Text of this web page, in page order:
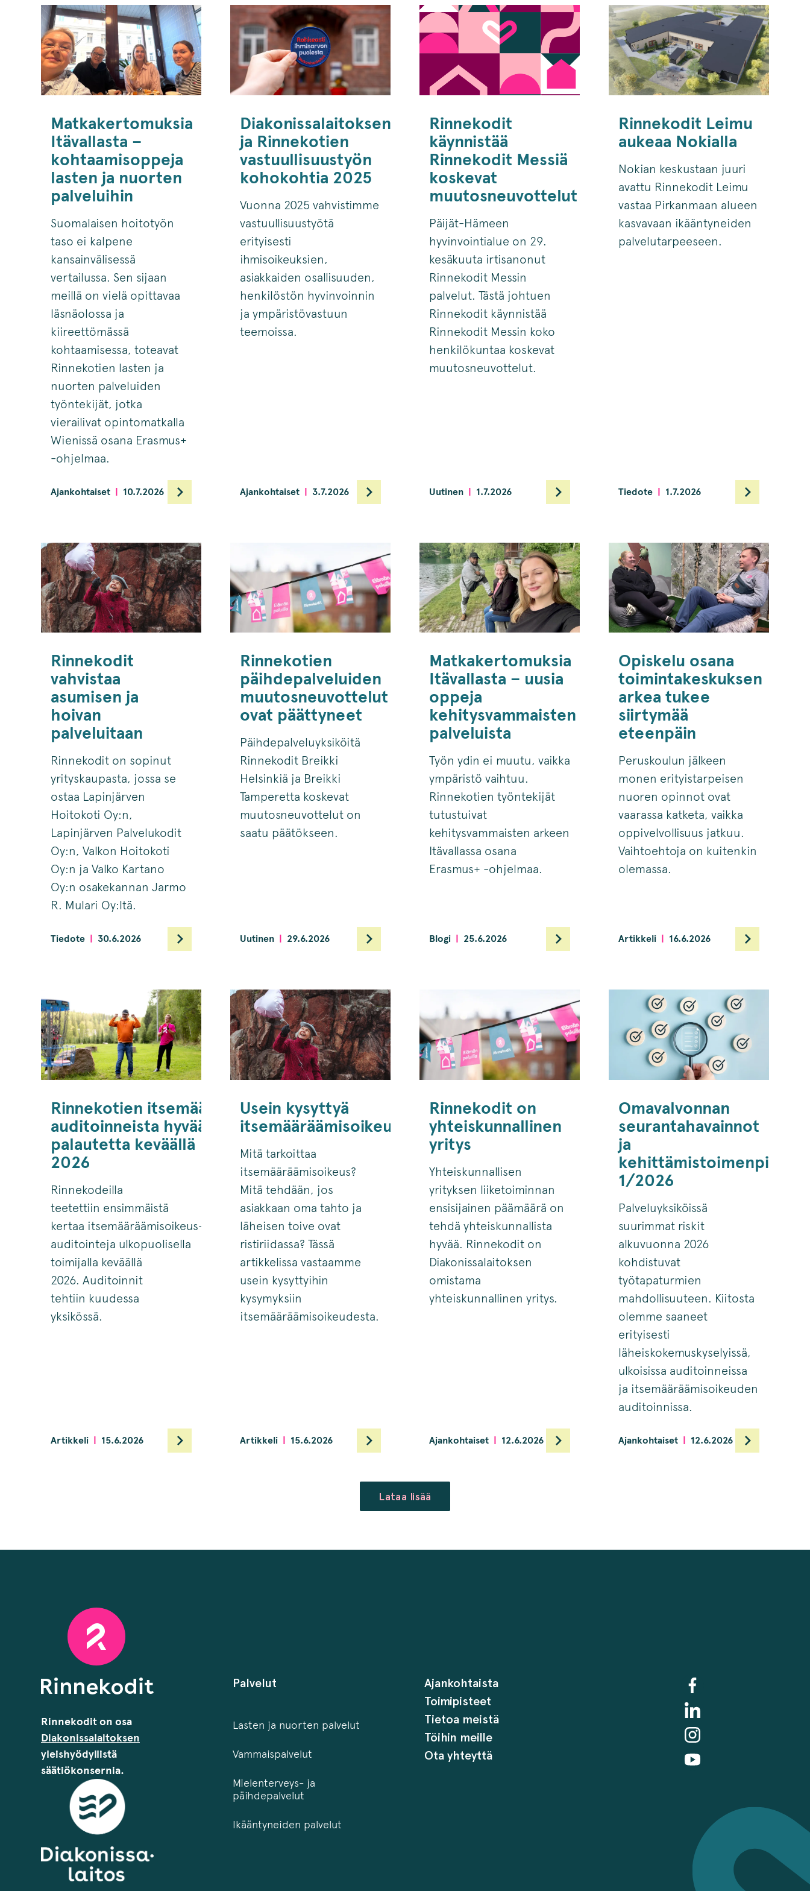
Matkakertomuksia
Itävallasta –
kohtaamisoppeja
lasten ja nuorten
palveluihin
Suomalaisen hoitotyön
taso ei kalpene
kansainvälisessä
vertailussa. Sen sijaan
meillä on vielä opittavaa
läsnäolossa ja
kiireettömässä
kohtaamisessa, toteavat
Rinnekotien lasten ja
nuorten palveluiden
työntekijät, jotka
vierailivat opintomatkalla
Wienissä osana Erasmus+
-ohjelmaa.
Ajankohtaiset 10.7.2026
Diakonissalaitoksen
ja Rinnekotien
vastuullisuustyön
kohokohtia 2025
Vuonna 2025 vahvistimme
vastuullisuustyötä
erityisesti
ihmisoikeuksien,
asiakkaiden osallisuuden,
henkilöstön hyvinvoinnin
ja ympäristövastuun
teemoissa.
Ajankohtaiset 3.7.2026
Rinnekodit
käynnistää
Rinnekodit Messiä
koskevat
muutosneuvottelut
Päijät-Hämeen
hyvinvointialue on 29.
kesäkuuta irtisanonut
Rinnekodit Messin
palvelut. Tästä johtuen
Rinnekodit käynnistää
Rinnekodit Messin koko
henkilökuntaa koskevat
muutosneuvottelut.
Uutinen 1.7.2026
Rinnekodit Leimu
aukeaa Nokialla
Nokian keskustaan juuri
avattu Rinnekodit Leimu
vastaa Pirkanmaan alueen
kasvavaan ikääntyneiden
palvelutarpeeseen.
Tiedote 1.7.2026
Rinnekodit
vahvistaa
asumisen ja
hoivan
palveluitaan
Rinnekodit on sopinut
yrityskaupasta, jossa se
ostaa Lapinjärven
Hoitokoti Oy:n,
Lapinjärven Palvelukodit
Oy:n, Valkon Hoitokoti
Oy:n ja Valko Kartano
Oy:n osakekannan Jarmo
R. Mulari Oy:ltä.
Tiedote 30.6.2026
Rinnekotien
päihdepalveluiden
muutosneuvottelut
ovat päättyneet
Päihdepalveluyksiköitä
Rinnekodit Breikki
Helsinkiä ja Breikki
Tamperetta koskevat
muutosneuvottelut on
saatu päätökseen.
Uutinen 29.6.2026
Matkakertomuksia
Itävallasta – uusia
oppeja
kehitysvammaisten
palveluista
Työn ydin ei muutu, vaikka
ympäristö vaihtuu.
Rinnekotien työntekijät
tutustuivat
kehitysvammaisten arkeen
Itävallassa osana
Erasmus+ -ohjelmaa.
Blogi 25.6.2026
Opiskelu osana
toimintakeskuksen
arkea tukee
siirtymää
eteenpäin
Peruskoulun jälkeen
monen erityistarpeisen
nuoren opinnot ovat
vaarassa katketa, vaikka
oppivelvollisuus jatkuu.
Vaihtoehtoja on kuitenkin
olemassa.
Artikkeli 16.6.2026
Rinnekotien itsemääräämisoikeus-
auditoinneista hyvää
palautetta keväällä
2026
Rinnekodeilla
teetettiin ensimmäistä
kertaa itsemääräämisoikeus-
auditointeja ulkopuolisella
toimijalla keväällä
2026. Auditoinnit
tehtiin kuudessa
yksikössä.
Artikkeli 15.6.2026
Usein kysyttyä
itsemääräämisoikeudesta
Mitä tarkoittaa
itsemääräämisoikeus?
Mitä tehdään, jos
asiakkaan oma tahto ja
läheisen toive ovat
ristiriidassa? Tässä
artikkelissa vastaamme
usein kysyttyihin
kysymyksiin
itsemääräämisoikeudesta.
Artikkeli 15.6.2026
Rinnekodit on
yhteiskunnallinen
yritys
Yhteiskunnallisen
yrityksen liiketoiminnan
ensisijainen päämäärä on
tehdä yhteiskunnallista
hyvää. Rinnekodit on
Diakonissalaitoksen
omistama
yhteiskunnallinen yritys.
Ajankohtaiset 12.6.2026
Omavalvonnan
seurantahavainnot
ja
kehittämistoimenpiteet
1/2026
Palveluyksiköissä
suurimmat riskit
alkuvuonna 2026
kohdistuvat
työtapaturmien
mahdollisuuteen. Kiitosta
olemme saaneet
erityisesti
läheiskokemuskyselyissä,
ulkoisissa auditoinneissa
ja itsemääräämisoikeuden
auditoinnissa.
Ajankohtaiset 12.6.2026
Lataa lisää
Rinnekodit on osa
Diakonissalaitoksen
yleishyödyllistä
säätiökonsernia.
Palvelut
Lasten ja nuorten palvelut
Vammaispalvelut
Mielenterveys- ja
päihdepalvelut
Ikääntyneiden palvelut
Ajankohtaista
Toimipisteet
Tietoa meistä
Töihin meille
Ota yhteyttä